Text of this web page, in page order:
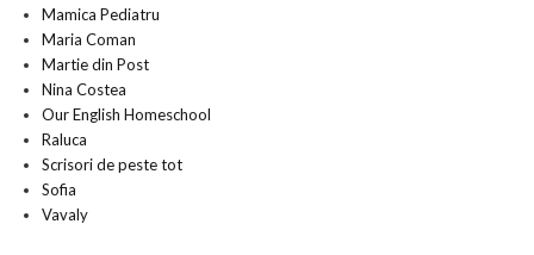
Mamica Pediatru
Maria Coman
Martie din Post
Nina Costea
Our English Homeschool
Raluca
Scrisori de peste tot
Sofia
Vavaly